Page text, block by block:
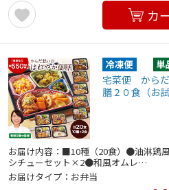
カ
宅菜便 から
膳２０食（お
お届け内容：■10種（20食）●油淋鶏
シチューセット×2●和風オムレ…
お届けタイプ：お弁当